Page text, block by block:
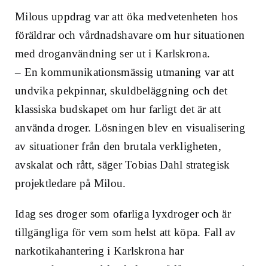
Milous uppdrag var att öka medvetenheten hos
föräldrar och vårdnadshavare om hur situationen
med droganvändning ser ut i Karlskrona.
– En kommunikationsmässig utmaning var att
undvika pekpinnar, skuldbeläggning och det
klassiska budskapet om hur farligt det är att
använda droger. Lösningen blev en visualisering
av situationer från den brutala verkligheten,
avskalat och rått, säger Tobias Dahl strategisk
projektledare på Milou.
Idag ses droger som ofarliga lyxdroger och är
tillgängliga för vem som helst att köpa. Fall av
narkotikahantering i Karlskrona har